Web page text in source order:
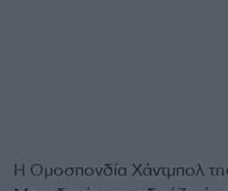
Η Ομοσπονδία Χάντμπολ